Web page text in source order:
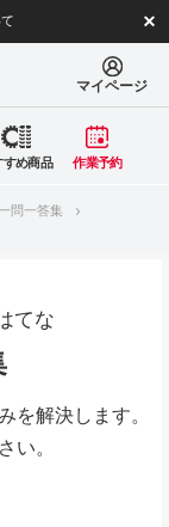
マイページ
すめ商品 作業予約
問一答集
てな
を解決します。
い。